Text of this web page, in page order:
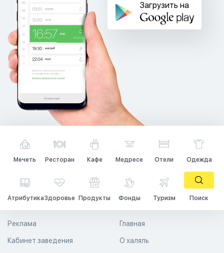
Загрузить на
Мечеть Ресторан Кафе Медресе Отели Одежда
АтрибутикаЗдоровье Продукты Фонды Туризм Поиск
Главная
О халяль
Реклама
Кабинет заведения